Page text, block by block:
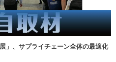
」、サプライチェーン全体の最適化